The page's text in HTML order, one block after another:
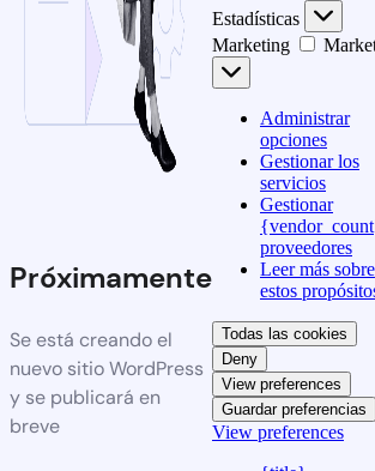
Próximamente
Se está creando el
nuevo sitio WordPress
y se publicará en
breve
Estadísticas
Marketing
Administrar
opciones
Gestionar los
servicios
Gestionar
proveedores
Leer más sobre
estos
Todas las cookies
Deny
View preferences
Guardar preferencias
View preferences